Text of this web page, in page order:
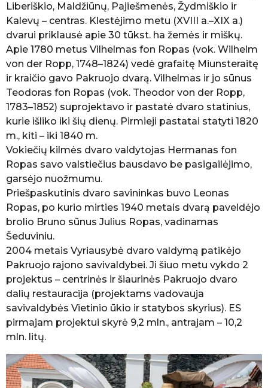
Liberiškio, Maldžiūnų, Pajiešmenės, Žydmiškio ir
Kalevų – centras. Klestėjimo metu (XVIII a.–XIX a.)
dvarui priklausė apie 30 tūkst. ha žemės ir miškų.
Apie 1780 metus Vilhelmas fon Ropas (vok. Wilhelm
von der Ropp, 1748–1824) vedė grafaitę Miunsteraitę
ir kraičio gavo Pakruojo dvarą. Vilhelmas ir jo sūnus
Teodoras fon Ropas (vok. Theodor von der Ropp,
1783–1852) suprojektavo ir pastatė dvaro statinius,
kurie išliko iki šių dienų. Pirmieji pastatai statyti 1820
m., kiti – iki 1840 m.
Vokiečių kilmės dvaro valdytojas Hermanas fon
Ropas savo valstiečius bausdavo be pasigailėjimo,
garsėjo nuožmumu.
Priešpaskutinis dvaro savininkas buvo Leonas
Ropas, po kurio mirties 1940 metais dvarą paveldėjo
brolio Bruno sūnus Julius Ropas, vadinamas
Šeduviniu.
2004 metais Vyriausybė dvaro valdymą patikėjo
Pakruojo rajono savivaldybei. Ji šiuo metu vykdo 2
projektus – centrinės ir šiaurinės Pakruojo dvaro
dalių restauracija (projektams vadovauja
savivaldybės Vietinio ūkio ir statybos skyrius). ES
pirmajam projektui skyrė 9,2 mln., antrajam – 10,2
mln. litų.